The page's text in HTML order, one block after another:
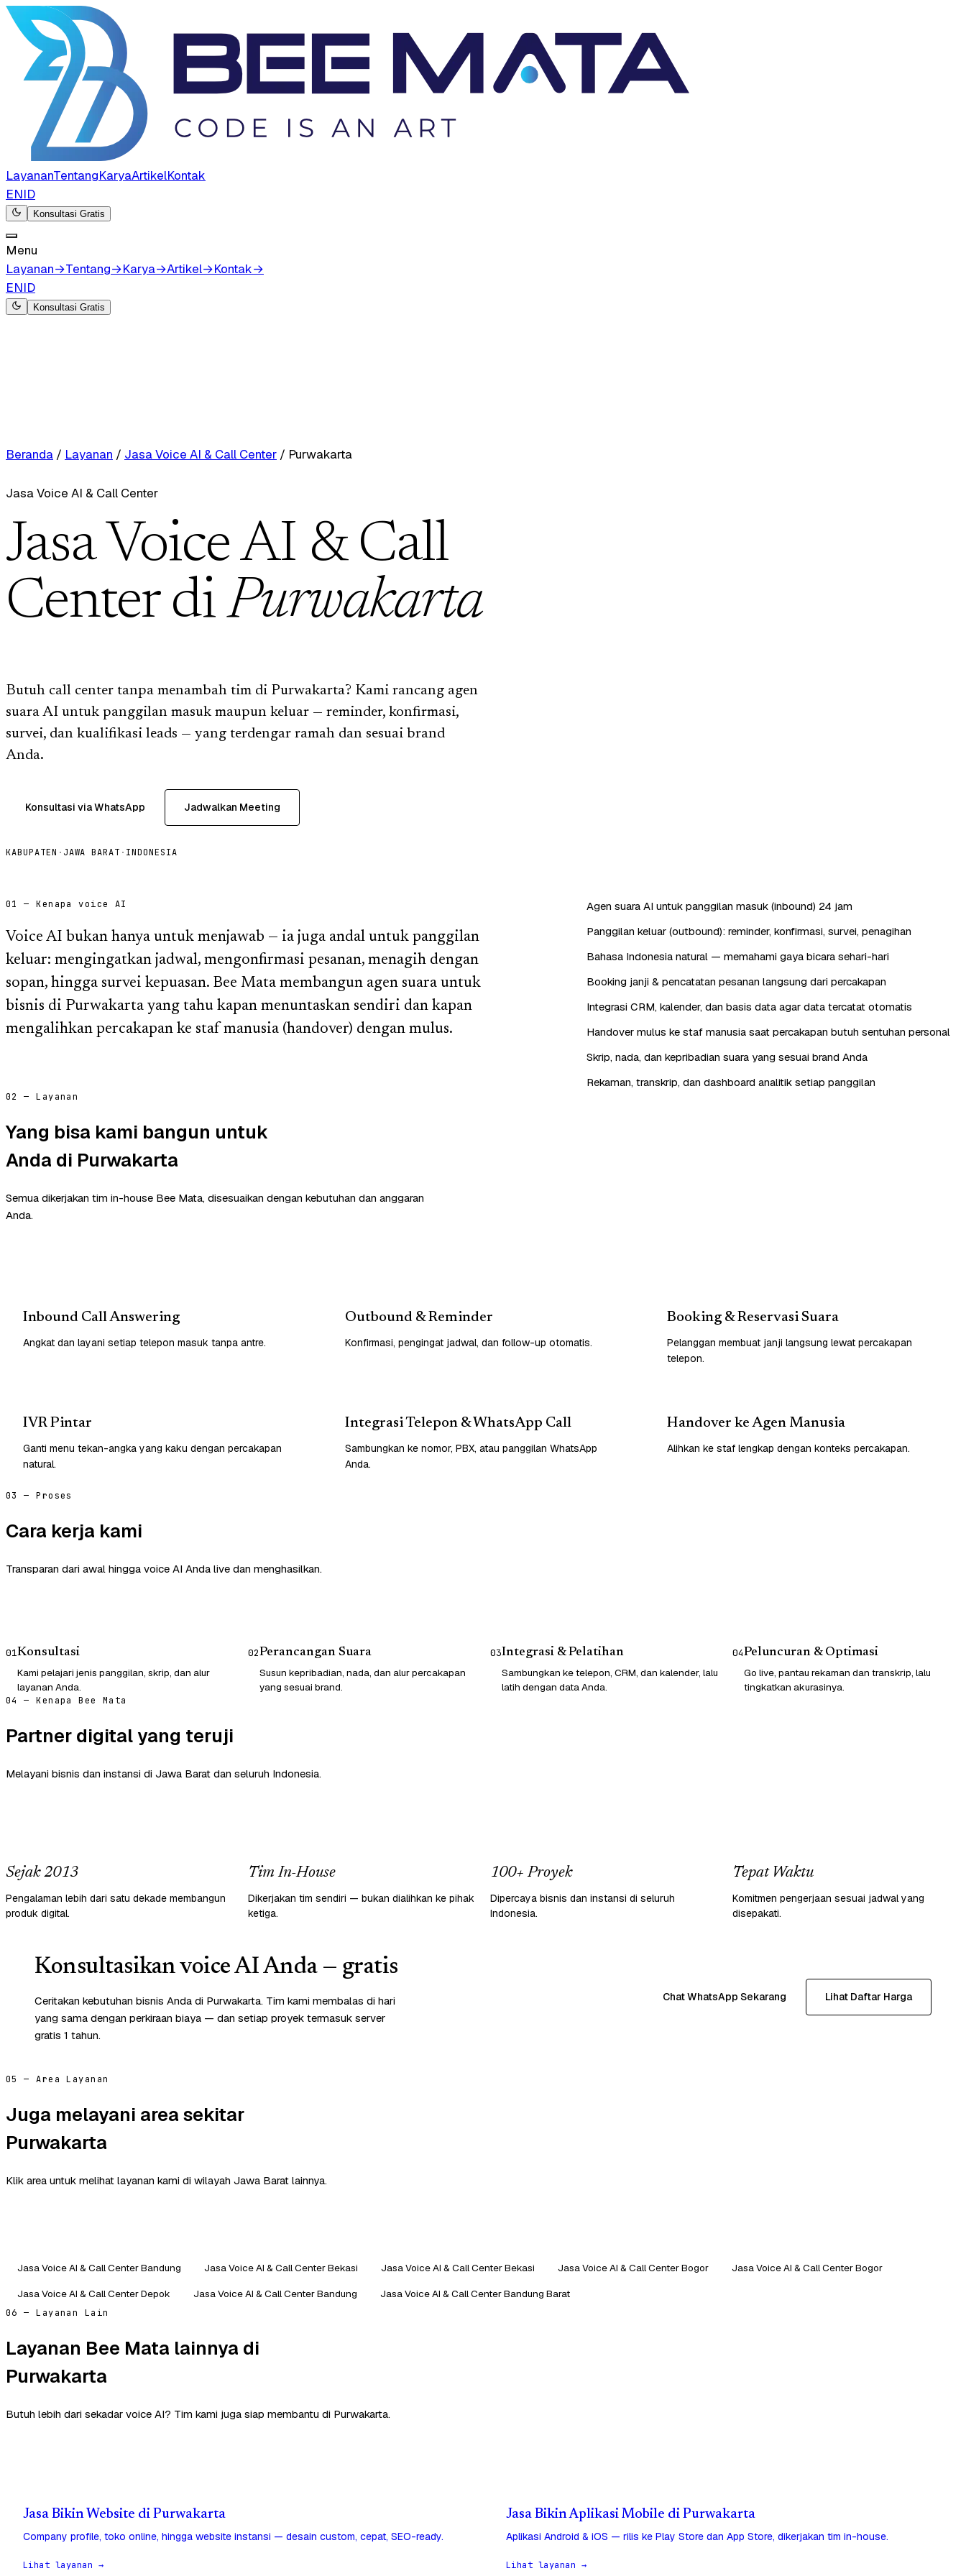
LayananTentangKaryaArtikelKontak
ENID
Konsultasi Gratis
Menu
Layanan→Tentang→Karya→Artikel→Kontak→
ENID
Konsultasi Gratis
Beranda / Layanan / Jasa Voice AI & Call Center / Purwakarta
Jasa Voice AI & Call Center
Jasa Voice AI & Call
Center diPurwakarta
Butuh call center tanpa menambah tim di Purwakarta? Kami rancang agen
suara AI untuk panggilan masuk maupun keluar — reminder, konfirmasi,
survei, dan kualifikasi leads — yang terdengar ramah dan sesuai brand
Anda.
Konsultasi via WhatsApp Jadwalkan Meeting
KABUPATEN · JAWA BARAT · INDONESIA
01 — Kenapa voice AI
Voice AI bukan hanya untuk menjawab — ia juga andal untuk panggilan
keluar: mengingatkan jadwal, mengonfirmasi pesanan, menagih dengan
sopan, hingga survei kepuasan. Bee Mata membangun agen suara untuk
bisnis di Purwakarta yang tahu kapan menuntaskan sendiri dan kapan
mengalihkan percakapan ke staf manusia (handover) dengan mulus.
Agen suara AI untuk panggilan masuk (inbound) 24 jam
Panggilan keluar (outbound): reminder, konfirmasi, survei, penagihan
Bahasa Indonesia natural — memahami gaya bicara sehari-hari
Booking janji & pencatatan pesanan langsung dari percakapan
Integrasi CRM, kalender, dan basis data agar data tercatat otomatis
Handover mulus ke staf manusia saat percakapan butuh sentuhan personal
Skrip, nada, dan kepribadian suara yang sesuai brand Anda
Rekaman, transkrip, dan dashboard analitik setiap panggilan
02 — Layanan
Yang bisa kami bangun untuk
Anda di Purwakarta
Semua dikerjakan tim in-house Bee Mata, disesuaikan dengan kebutuhan dan anggaran
Anda.
Inbound Call Answering
Angkat dan layani setiap telepon masuk tanpa antre.
Outbound & Reminder
Konfirmasi, pengingat jadwal, dan follow-up otomatis.
Booking & Reservasi Suara
Pelanggan membuat janji langsung lewat percakapan
telepon.
IVR Pintar
Ganti menu tekan-angka yang kaku dengan percakapan
natural.
Integrasi Telepon & WhatsApp Call
Sambungkan ke nomor, PBX, atau panggilan WhatsApp
Anda.
Handover ke Agen Manusia
Alihkan ke staf lengkap dengan konteks percakapan.
03 — Proses
Cara kerja kami
Transparan dari awal hingga voice AI Anda live dan menghasilkan.
01Konsultasi
Kami pelajari jenis panggilan, skrip, dan alur
layanan Anda.
02Perancangan Suara
Susun kepribadian, nada, dan alur percakapan
yang sesuai brand.
03Integrasi & Pelatihan
Sambungkan ke telepon, CRM, dan kalender, lalu
latih dengan data Anda.
04Peluncuran & Optimasi
Go live, pantau rekaman dan transkrip, lalu
tingkatkan akurasinya.
04 — Kenapa Bee Mata
Partner digital yang teruji
Melayani bisnis dan instansi di Jawa Barat dan seluruh Indonesia.
Sejak 2013
Pengalaman lebih dari satu dekade membangun
produk digital.
Tim In-House
Dikerjakan tim sendiri — bukan dialihkan ke pihak
ketiga.
100+ Proyek
Dipercaya bisnis dan instansi di seluruh
Indonesia.
Tepat Waktu
Komitmen pengerjaan sesuai jadwal yang
disepakati.
Konsultasikan voice AI Anda — gratis
Ceritakan kebutuhan bisnis Anda di Purwakarta. Tim kami membalas di hari
yang sama dengan perkiraan biaya — dan setiap proyek termasuk server
gratis 1 tahun.
Chat WhatsApp Sekarang Lihat Daftar Harga
05 — Area Layanan
Juga melayani area sekitar
Purwakarta
Klik area untuk melihat layanan kami di wilayah Jawa Barat lainnya.
Jasa Voice AI & Call Center Bandung Jasa Voice AI & Call Center Bekasi Jasa Voice AI & Call Center Bekasi Jasa Voice AI & Call Center Bogor
Jasa Voice AI & Call Center Bogor
Jasa Voice AI & Call Center Depok
Jasa Voice AI & Call Center Bandung Jasa Voice AI & Call Center Bandung Barat
06 — Layanan Lain
Layanan Bee Mata lainnya di
Purwakarta
Butuh lebih dari sekadar voice AI? Tim kami juga siap membantu di Purwakarta.
Jasa Bikin Website di Purwakarta
Company profile, toko online, hingga website instansi — desain custom, cepat, SEO-ready.
Lihat layanan →
Jasa Bikin Aplikasi Mobile di Purwakarta
Aplikasi Android & iOS — rilis ke Play Store dan App Store, dikerjakan tim in-house.
Lihat layanan →